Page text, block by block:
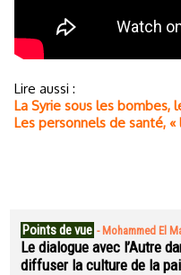
Lire aussi :
La Syrie sous les bombes,
Les personnels de santé,
Points de vue - Mohammed El
Le dialogue avec l’Autre
diffuser la culture de la